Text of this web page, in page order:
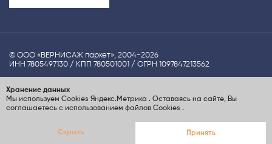
© ООО «ВЕРНИСАЖ паркет», 2004-2026
ИНН 7805497130 / КПП 780501001 / ОГРН 1097847213562
UX-проектирование сайта Nina S.Dzhezher
Хранение данных
Мы используем Cookies Яндекс.Метрика . Оставаясь на сайте, Вы
соглашаетесь с использованием файлов Cookies .
Скрыть Принять